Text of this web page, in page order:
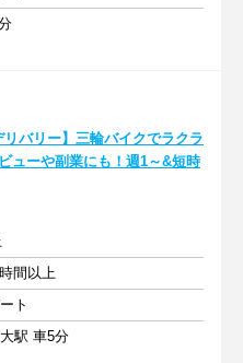
リバリー】三輪バイクでラクラ
ューや副業にも！週1～&短時
間以上
ト
駅 車5分